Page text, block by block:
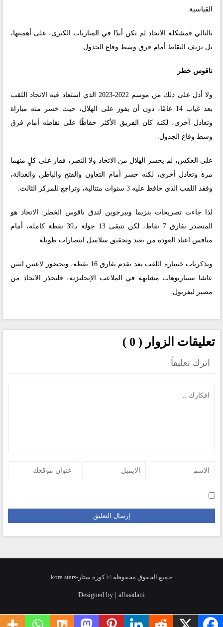
القياسية.
بالتالي فمشكلة الاتحاد لم تكن أبدًا في المباريات الكبرى، على أهميتها،
بل نزيف النقاط أمام فرق وسط وقاع الجدول.
ناقوس خطر
ولا أدل على ذلك من موسم 2022-2023 الذي استعاد فيه الاتحاد اللقب
بعد غياب 14 عامًا، دون أن يفوز على الهلال، حيث خسر منه مباراة
وتعادل أخرى، لكنه كان الفريق الأكثر حفاظًا على نقاطه أمام فرق
وسط وقاع الجدول.
على العكس، لم يخسر الهلال من الاتحاد ولا النصر، ففاز على كلٍ منهما
مرة وتعادل أخرى، لكنه خسر أمام التعاون والفتح والباطن والعدالة،
وفقد اللقب الذي حافظ عليه 3 سنوات متتالية، وتراجع للمركز الثالث.
لذا جاءت تصريحات بنزيما وبيرجوين لتدق ناقوس الخطر: الاتحاد هو
المتصدر بفارق 7 نقاط، لكن تتبقى 13 جولة بـ39 نقطة كاملة، أمام
منافس اعتاد العودة من بعيد وتحقيق سلاسل انتصارات طويلة.
وبذكريات خسارة اللقب بعد تقدم بفارق 16 نقطة، وبحضور لاعبين اثنين
عاشا سيناريوهات مشابهة في الملاعب الإنجليزية، فليحذر الاتحاد من
مصير ليفربول.
تعليقات الزوار ( 0 )
اترك تعليقاً
جميع الحقوق محفوظة © كورة ستار-kora stars
Designed by | albaadani